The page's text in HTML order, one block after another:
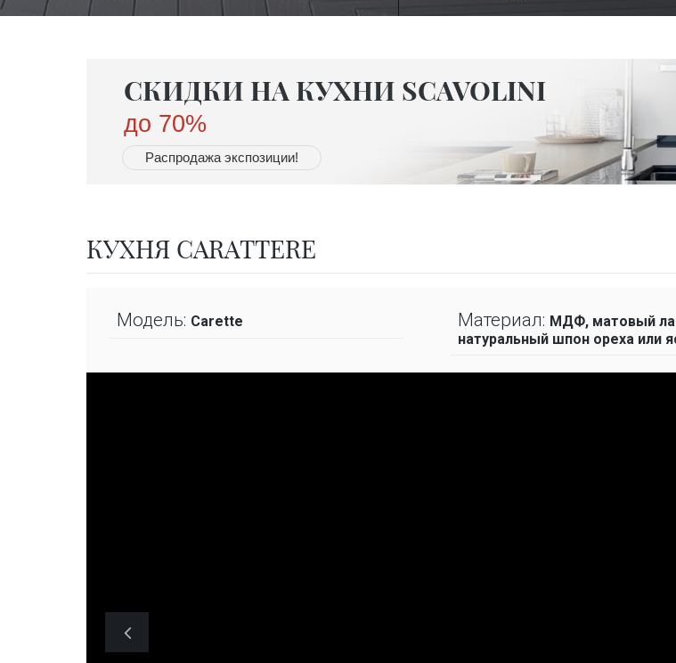
СКИДКИ НА КУХНИ SCAVOLINI
до 70%
Распродажа экспозиции!
КУХНЯ CARATTERE
Модель: Carette Материал: МДФ, матовый
натуральный шпон ореха или